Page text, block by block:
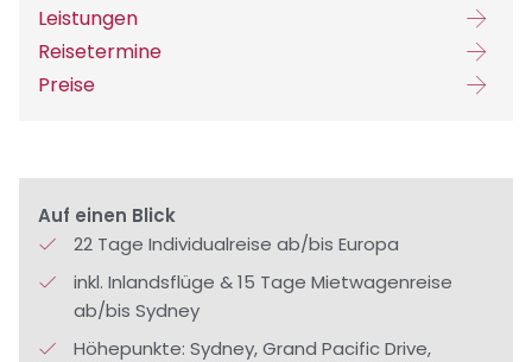
Leistungen
Reisetermine
Preise
Auf einen Blick
22 Tage Individualreise ab/bis Europa
inkl. Inlandsflüge & 15 Tage Mietwagenreise
ab/bis Sydney
Höhepunkte: Sydney, Grand Pacific Drive,